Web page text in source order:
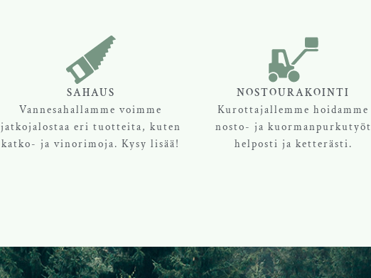
SAHAUS
Vannesahallamme voimme
jatkojalostaa eri tuotteita, kuten
katko- ja vinorimoja. Kysy lisää!
NOSTOURAKOINTI
Kurottajallemme hoidamme
nosto- ja kuormanpurkutyöt
helposti ja ketterästi.